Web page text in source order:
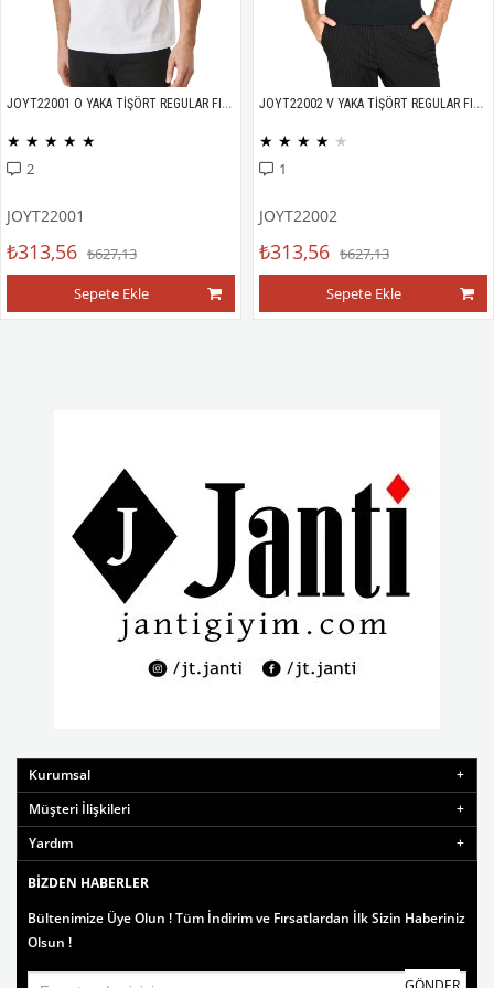
JOYT22001 O YAKA TİŞÖRT REGULAR FIT %100 PAMUK COMPACK PENYE
★ ★ ★ ★ ★
2
JOYT22001
₺313,56 ₺627,13
Sepete Ekle
JOYT22002 V YAKA TİŞÖRT REGULAR FIT %100 PAMUK COMPACK PENYE
★ ★ ★ ★ ★
1
JOYT22002
₺313,56 ₺627,13
Sepete Ekle
Kurumsal
Müşteri İlişkileri
Yardım
BIZDEN HABERLER
Bültenimize Üye Olun ! Tüm İndirim ve Fırsatlardan İlk Sizin Haberiniz
Olsun !